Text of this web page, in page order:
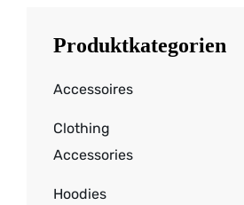
Produktkategorien
Accessoires
Clothing
Accessories
Hoodies